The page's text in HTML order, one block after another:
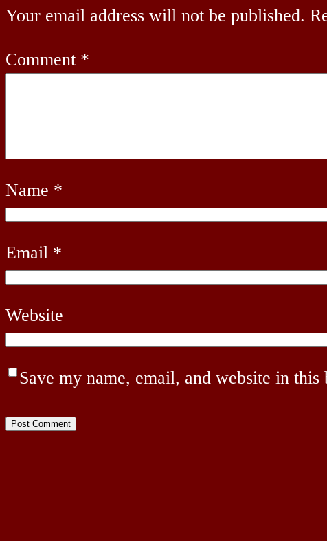
Your email address will not be published.
Comment *
Name *
Email *
Website
Save my name, email, and website in